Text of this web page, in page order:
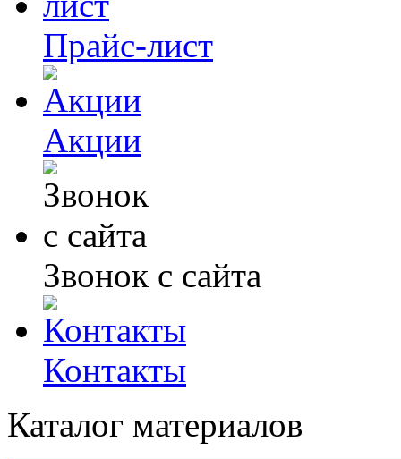
Прайс-лист
Акции
Звонок с сайта
Контакты
Каталог материалов